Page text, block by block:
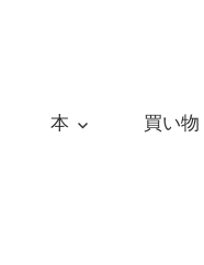
本 買い物